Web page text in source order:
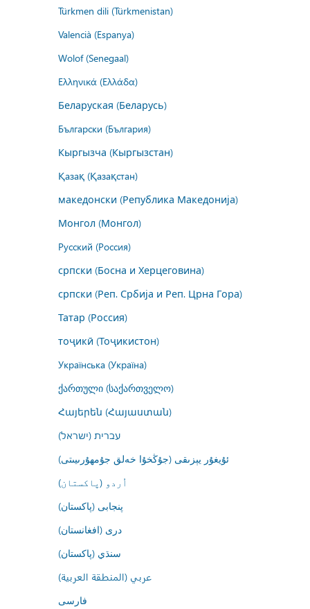
Türkmen dili (Türkmenistan)
Valencià (Espanya)
Wolof (Senegaal)
Ελληνικά (Ελλάδα)
Беларуская (Беларусь)
Български (България)
Кыргызча (Кыргызстан)
Қазақ (Қазақстан)
македонски (Република Македонија)
Монгол (Монгол)
Русский (Россия)
српски (Босна и Херцеговина)
српски (Реп. Србија и Реп. Црна Гора)
Татар (Россия)
тоҷикӣ (Тоҷикистон)
Українська (Україна)
ქართული (საქართველო)
Հայերեն (Հայաստան)
עברית (ישראל)
ئۇيغۇر يېزىقى (جۇڭخۇا خەلق جۇمھۇرىيىتى)
اُردو (پاکستان)
پنجابی (پاکستان)
درى (افغانستان)
سنڌي (پاکستان)
عربي (المنطقة العربية)
فارسى